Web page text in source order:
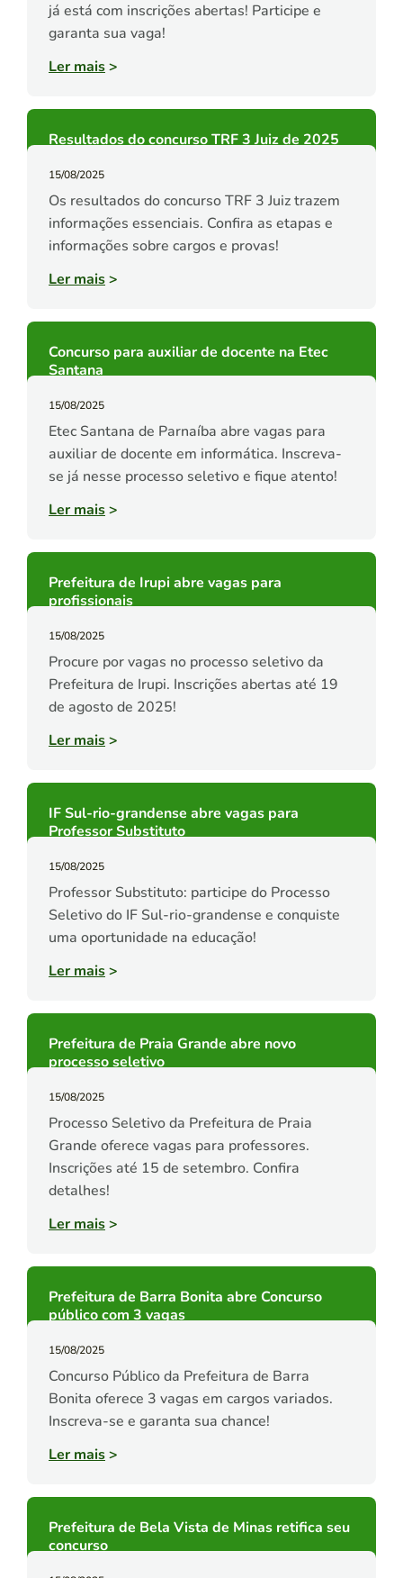
já está com inscrições abertas! Participe e
garanta sua vaga!
Ler mais>
Resultados do concurso TRF 3 Juiz de 2025
15/08/2025
Os resultados do concurso TRF 3 Juiz trazem
informações essenciais. Confira as etapas e
informações sobre cargos e provas!
Ler mais>
Concurso para auxiliar de docente na Etec
Santana
15/08/2025
Etec Santana de Parnaíba abre vagas para
auxiliar de docente em informática. Inscreva-
se já nesse processo seletivo e fique atento!
Ler mais>
Prefeitura de Irupi abre vagas para
profissionais
15/08/2025
Procure por vagas no processo seletivo da
Prefeitura de Irupi. Inscrições abertas até 19
de agosto de 2025!
Ler mais>
IF Sul-rio-grandense abre vagas para
Professor Substituto
15/08/2025
Professor Substituto: participe do Processo
Seletivo do IF Sul-rio-grandense e conquiste
uma oportunidade na educação!
Ler mais>
Prefeitura de Praia Grande abre novo
processo seletivo
15/08/2025
Processo Seletivo da Prefeitura de Praia
Grande oferece vagas para professores.
Inscrições até 15 de setembro. Confira
detalhes!
Ler mais>
Prefeitura de Barra Bonita abre Concurso
público com 3 vagas
15/08/2025
Concurso Público da Prefeitura de Barra
Bonita oferece 3 vagas em cargos variados.
Inscreva-se e garanta sua chance!
Ler mais>
Prefeitura de Bela Vista de Minas retifica seu
concurso